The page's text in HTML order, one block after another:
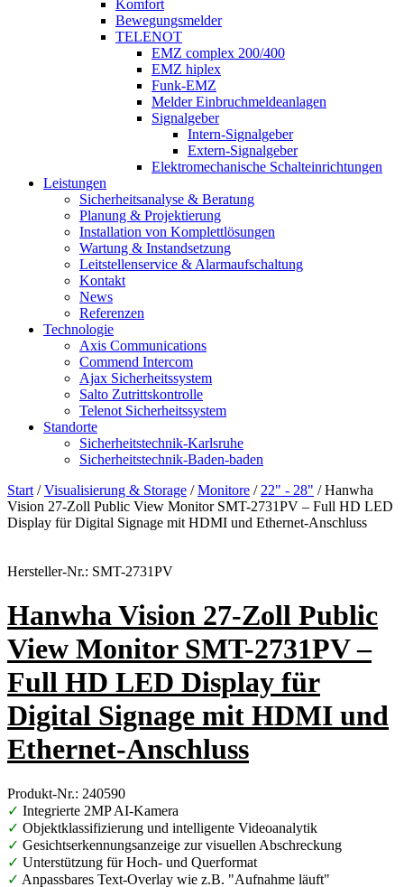
Komfort
Bewegungsmelder
TELENOT
EMZ complex 200/400
EMZ hiplex
Funk-EMZ
Melder Einbruchmeldeanlagen
Signalgeber
Intern-Signalgeber
Extern-Signalgeber
Elektromechanische Schalteinrichtungen
Leistungen
Sicherheitsanalyse & Beratung
Planung & Projektierung​
Installation von Komplettlösungen
Wartung & Instandsetzung
Leitstellenservice & Alarmaufschaltung
Kontakt
News
Referenzen
Technologie
Axis Communications
Commend Intercom
Ajax Sicherheitssystem​
Salto Zutrittskontrolle
Telenot Sicherheitssystem
Standorte
Sicherheitstechnik-Karlsruhe
Sicherheitstechnik-Baden-baden
Start /Visualisierung & Storage /Monitore / 22" - 28" / Hanwha
Vision 27-Zoll Public View Monitor SMT-2731PV – Full HD LED
Display für Digital Signage mit HDMI und Ethernet-Anschluss
Hersteller-Nr.: SMT-2731PV
Hanwha Vision 27-Zoll Public
View Monitor SMT-2731PV –
Full HD LED Display für
Digital Signage mit HDMI und
Ethernet-Anschluss
Produkt-Nr.: 240590
✓ Integrierte 2MP AI-Kamera
✓ Objektklassifizierung und intelligente Videoanalytik
✓ Gesichtserkennungsanzeige zur visuellen Abschreckung
✓ Unterstützung für Hoch- und Querformat
✓ Anpassbares Text-Overlay wie z.B. "Aufnahme läuft"